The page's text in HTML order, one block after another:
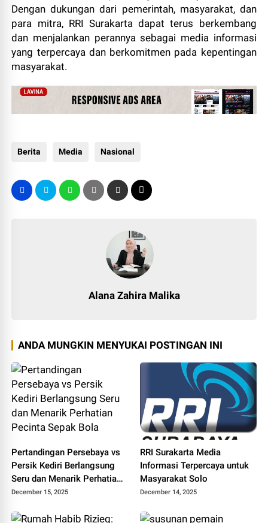
Dengan dukungan dari pemerintah, masyarakat, dan
para mitra, RRI Surakarta dapat terus berkembang
dan menjalankan perannya sebagai media informasi
yang terpercaya dan berkomitmen pada kepentingan
masyarakat.
Berita Media Nasional
Alana Zahira Malika
ANDA MUNGKIN MENYUKAI POSTINGAN INI
Pertandingan Persebaya vs
Persik Kediri Berlangsung
Seru dan Menarik Perhatian
Pecinta Sepak Bola
December 15, 2025
RRI Surakarta Media
Informasi Terpercaya untuk
Masyarakat Solo
December 14, 2025